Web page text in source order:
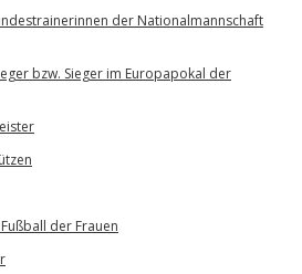
der Nationalmannschaft
bzw. Sieger im Europapokal der
der Frauen